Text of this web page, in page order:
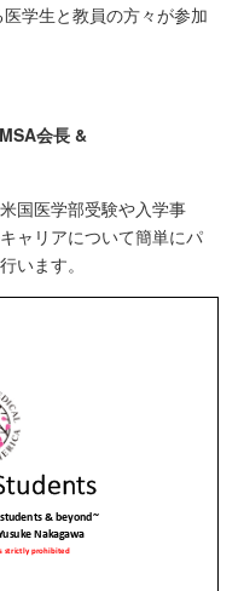
学生と教員の方々が参加
会長 &
国医学部受験や入学事
ャリアについて簡単にパ
います。